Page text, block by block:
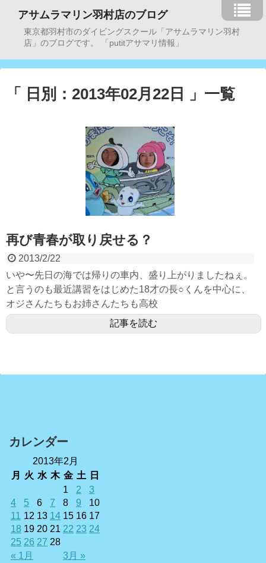
アサムラマリン羽村店のブログ
東京都羽村市のダイビングスクール「アサムラマリン羽村
店」のブログです。 「putitアサマリ情報」
「 日別：2013年02月22日 」一覧
再び青春が取り戻せる？
2013/2/22
いや〜先日の海では帰りの車内、盛り上がりましたねぇ。
と言うのも最近講習をはじめた18才の長○くんを中心に、
オジさんたちもお姉さんたちも高校
記事を読む
カレンダー
2013年2月
月
火 水 木 金 土 日
« 1月 3月 »
1 2
3
4
5 6 7 8 9
10
11 12 13 14 15 16 17
18 19 20 21 22 23 24
25 26 27 28